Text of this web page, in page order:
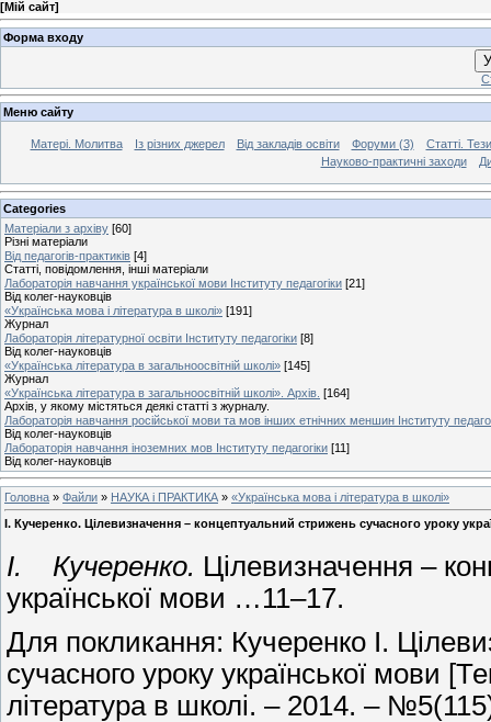
[Мій сайт]
Форма входу
Меню сайту
Матері. Молитва Із різних джерел Від закладів освіти Форуми (3)
Статті.
Науково-практичні заходи
Categories
Матеріали з архіву [60]
Різні матеріали
Від педагогів-практиків [4]
Статті, повідомлення, інші матеріали
Лабораторія навчання української мови Інституту педагогіки [21]
Від колег-науковців
«Українська мова і література в школі» [191]
Журнал
Лабораторія літературної освіти Інституту педагогіки [8]
Від колег-науковців
«Українська література в загальноосвітній школі» [145]
Журнал
«Українська література в загальноосвітній школі». Архів. [164]
Архів, у якому містяться деякі статті з журналу.
Лабораторія навчання російської мови та мов інших етнічних меншин Інституту
Від колег-науковців
Лабораторія навчання іноземних мов Інституту педагогіки [11]
Від колег-науковців
Головна » Файли » НАУКА і ПРАКТИКА » «Українська мова і література в школі»
І. Кучеренко. Цілевизначення – концептуальний стрижень сучасного уроку
І. Кучеренко. Цілевизначення –
української мови …11–17.
Для покликання: Кучеренко І.
сучасного уроку української мови
література в школі. – 2014. –